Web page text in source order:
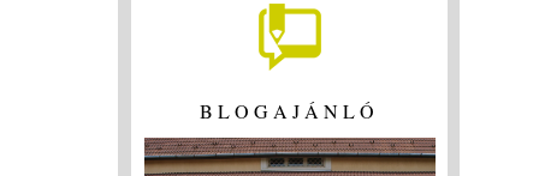
BLOGAJÁNLÓ